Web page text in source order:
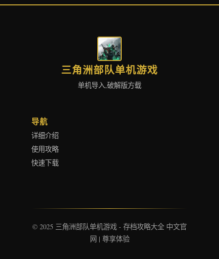
三角洲部队单机游戏
单机导入,破解版方载
导航
详细介绍
使用攻略
快速下载
© 2025 三角洲部队单机游戏 - 存档攻略大全 中文官
网 | 尊享体验